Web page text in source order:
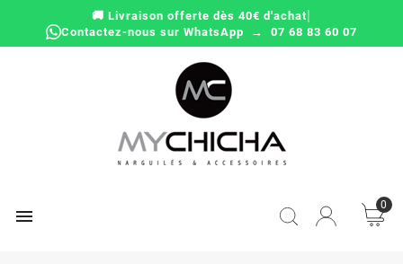
🚚 Livraison offerte dès 40€ d'achat|
Contactez-nous sur WhatsApp → 07 68 83 60 07

0